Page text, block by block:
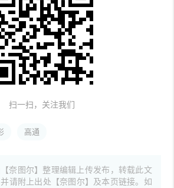
扫一扫，关注我们
高通
奈图尔】整理编辑上传发布，转载此文
请附上出处【奈图尔】及本页链接。如